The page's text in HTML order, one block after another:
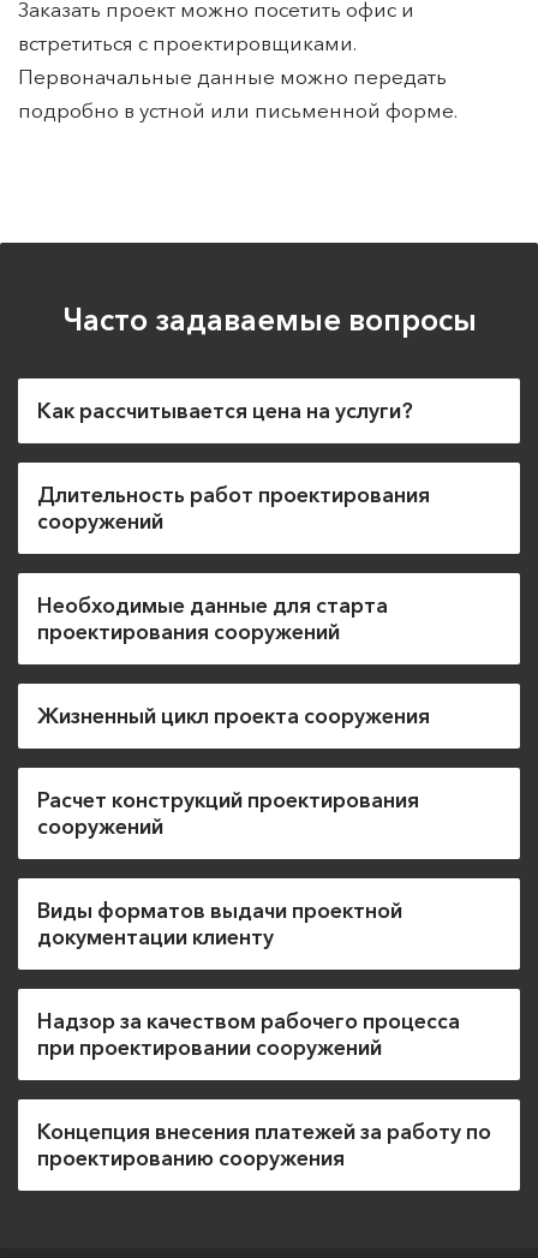
Заказать проект можно посетить офис и
встретиться с проектировщиками.
Первоначальные данные можно передать
подробно в устной или письменной форме.
Часто задаваемые вопросы
Как рассчитывается цена на услуги?
Длительность работ проектирования
сооружений
Необходимые данные для старта
проектирования сооружений
Жизненный цикл проекта сооружения
Расчет конструкций проектирования
сооружений
Виды форматов выдачи проектной
документации клиенту
Надзор за качеством рабочего процесса
при проектировании сооружений
Концепция внесения платежей за работу по
проектированию сооружения